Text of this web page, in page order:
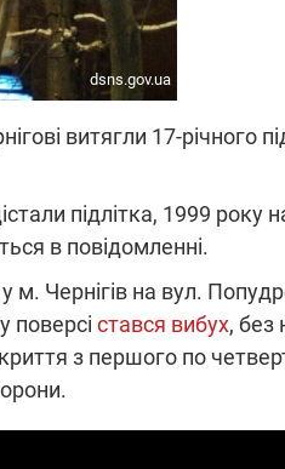
dsns.gov.ua
витягли 17-річного
підлітка, 1999
в повідомленні.
м. Чернігів на вул.
поверсі стався вибух, без
з першого по
ВІДКЛЮЧЕННЯ СВІТЛА В
Частина споживачів у чотирьох
областях залишається без
російських обстрілів
Готуйте павербанки: через
спеку у серпні, можуть
графіки відключень – подробиці